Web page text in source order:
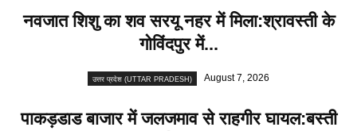
नवजात शिशु का शव सरयू नहर में मिला:श्रावस्ती के
गोविंदपुर में...
उत्तर प्रदेश (UTTAR PRADESH) August 7, 2026
पाकड़डाड बाजार में जलजमाव से राहगीर घायल:बस्ती